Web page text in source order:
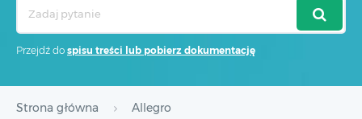
Przejdź do spisu treści lub pobierz dokumentację
Strona główna Allegro